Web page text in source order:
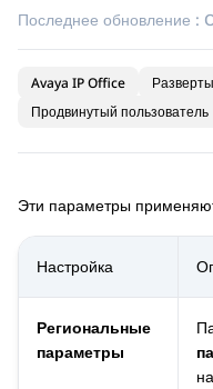
Последнее обновление :
Avaya IP Office
Продвинутый пользователь
Эти параметры
Настройка
Региональные
параметры